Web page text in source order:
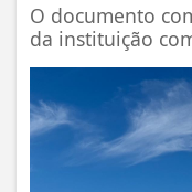
O documento
da instituição